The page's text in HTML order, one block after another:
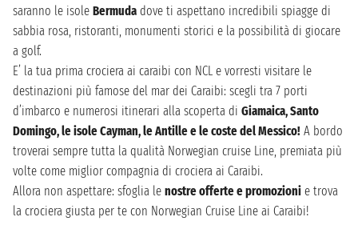
saranno le isole Bermuda dove ti aspettano incredibili spiagge di
sabbia rosa, ristoranti, monumenti storici e la possibilità di giocare
a golf.
E’ la tua prima crociera ai caraibi con NCL e vorresti visitare le
destinazioni più famose del mar dei Caraibi: scegli tra 7 porti
d’imbarco e numerosi itinerari alla scoperta di Giamaica, Santo
Domingo, le isole Cayman, le Antille e le coste del Messico! A bordo
troverai sempre tutta la qualità Norwegian cruise Line, premiata più
volte come miglior compagnia di crociera ai Caraibi.
Allora non aspettare: sfoglia le nostre offerte e promozioni e trova
la crociera giusta per te con Norwegian Cruise Line ai Caraibi!